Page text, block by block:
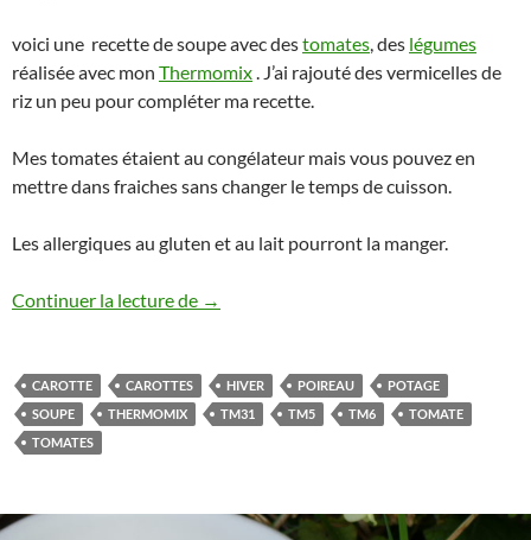
voici une recette de soupe avec destomates, des légumes
réalisée avec mon Thermomix. J’ai rajouté des vermicelles de
riz un peu pour compléter ma recette.
Mes tomates étaient au congélateur mais vous pouvez en
mettre dans fraiches sans changer le temps de cuisson.
Les allergiques au gluten et au lait pourront la manger.
Continuer la lecture de Soupe de légumes à la tomate au
→
CAROTTE CAROTTES HIVER POIREAU
POTAGE
SOUPE
THERMOMIX TM31 TM5 TM6
TOMATE
TOMATES